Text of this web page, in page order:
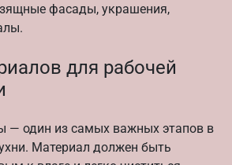
фасады, украшения,
для рабочей
— один из самых важных этапов в
Материал должен быть